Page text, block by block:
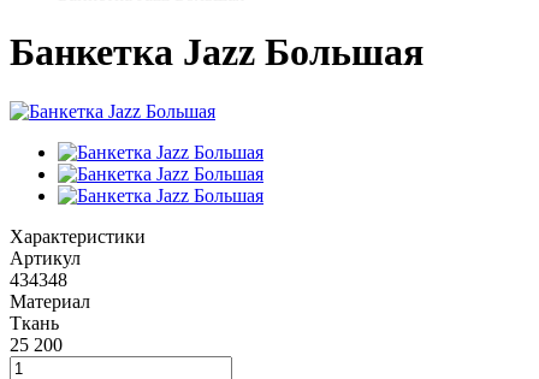
Банкетка Jazz Большая
Характеристики
Артикул
434348
Материал
Ткань
25 200